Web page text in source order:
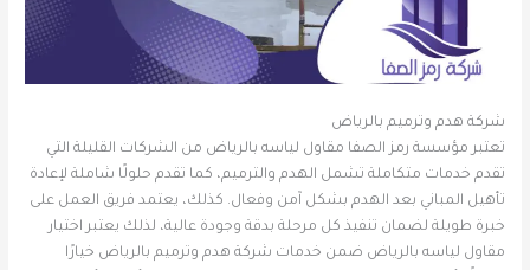
شركة هدم وترميم بالرياض
تعتبر مؤسسة رمز الصفا مقاول لياسه بالرياض من الشركات القليلة التي
تقدم خدمات متكاملة تشمل الهدم والترميم، كما تقدم حلولًا شاملة لإعادة
تأهيل المباني بعد الهدم بشكل آمن وفعال. كذلك، يعتمد فريق العمل على
خبرة طويلة لضمان تنفيذ كل مرحلة بدقة وجودة عالية، لذلك يعتبر اختيار
مقاول لياسه بالرياض ضمن خدمات شركة هدم وترميم بالرياض خيارًا